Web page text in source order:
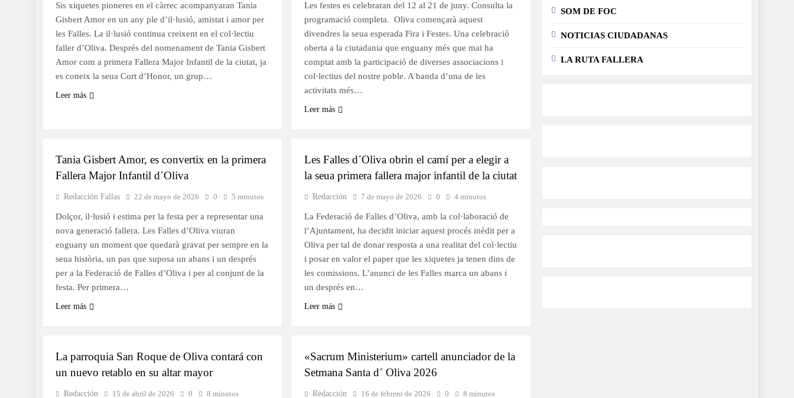
Sis xiquetes pioneres en el càrrec acompanyaran Tania
Gisbert Amor en un any ple d’il·lusió, amistat i amor per
les Falles. La il·lusió continua creixent en el col·lectiu
faller d’Oliva. Després del nomenament de Tania Gisbert
Amor com a primera Fallera Major Infantil de la ciutat, ja
es coneix la seua Cort d’Honor, un grup…
Leer más
Les festes es celebraran del 12 al 21 de juny. Consulta la
programació completa. Oliva començarà aquest
divendres la seua esperada Fira i Festes. Una celebració
oberta a la ciutadania que enguany més que mai ha
comptat amb la participació de diverses associacions i
col·lectius del nostre poble. A banda d’una de les
activitats més…
Leer más
Tania Gisbert Amor, es convertix en la primera
Fallera Major Infantil d´Oliva
Redacción Fallas 22 de mayo de 2026 0 5 minutos
Dolçor, il·lusió i estima per la festa per a representar una
nova generació fallera. Les Falles d’Oliva viuran
enguany un moment que quedarà gravat per sempre en la
seua història, un pas que suposa un abans i un després
per a la Federació de Falles d’Oliva i per al conjunt de la
festa. Per primera…
Leer más
Les Falles d´Oliva obrin el camí per a elegir a
la seua primera fallera major infantil de la ciutat
Redacción 7 de mayo de 2026 0 4 minutos
La Federació de Falles d’Oliva, amb la col·laboració de
l’Ajuntament, ha decidit iniciar aquest procés inèdit per a
Oliva per tal de donar resposta a una realitat del col·lectiu
i posar en valor el paper que les xiquetes ja tenen dins de
les comissions. L’anunci de les Falles marca un abans i
un després en…
Leer más
La parroquia San Roque de Oliva contará con
un nuevo retablo en su altar mayor
Redacción 15 de abril de 2026 0 8 minutos
«Sacrum Ministerium» cartell anunciador de la
Setmana Santa d´ Oliva 2026
Redacción 16 de febrero de 2026 0 8 minutos
SOM DE FOC
NOTICIAS CIUDADANAS
LA RUTA FALLERA